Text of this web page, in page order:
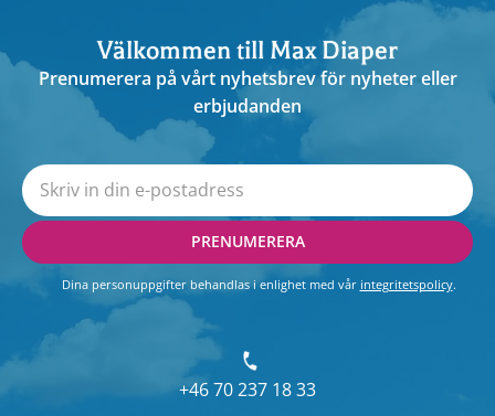
Välkommen till Max Diaper
Prenumerera på vårt nyhetsbrev för nyheter eller
erbjudanden
PRENUMERERA
Dina personuppgifter behandlas i enlighet med vår integritetspolicy.
+46 70 237 18 33